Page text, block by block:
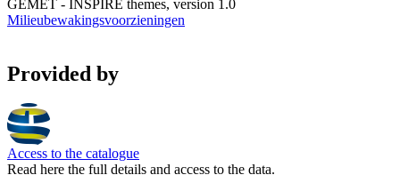
GEMET - INSPIRE themes, version 1.0
Milieubewakingsvoorzieningen
Provided by
Access to the catalogue
Read here the full details and access to the data.